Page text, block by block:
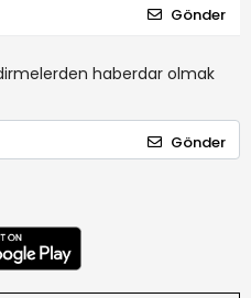
Gönder
haberdar olmak
Gönder